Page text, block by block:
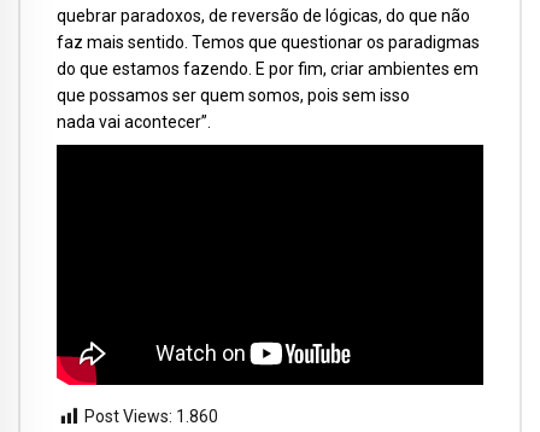
quebrar paradoxos, de reversão de lógicas, do que não
faz mais sentido. Temos que questionar os paradigmas
do que estamos fazendo. E por fim, criar ambientes em
que possamos ser quem somos, pois sem isso
nada vai acontecer”.
Post Views: 1.860